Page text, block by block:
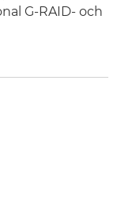
G-RAID- och